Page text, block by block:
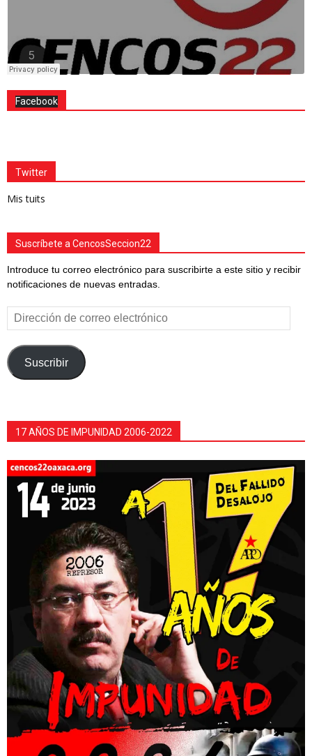
Facebook
Twitter
Mis tuits
Suscríbete a CencosSeccion22
Introduce tu correo electrónico para suscribirte a este sitio y recibir
notificaciones de nuevas entradas.
Dirección
de
correo
electrónico
Suscribir
17 AÑOS DE IMPUNIDAD 2006-2022